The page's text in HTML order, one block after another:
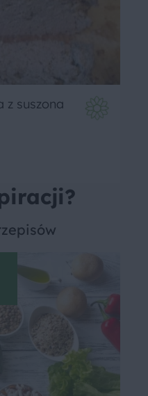
z suszona